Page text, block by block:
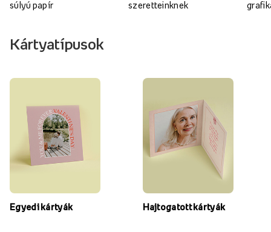
súlyú papír
szeretteinknek
Kártyatípusok
Egyedi kártyák Hajtogatott kártyák